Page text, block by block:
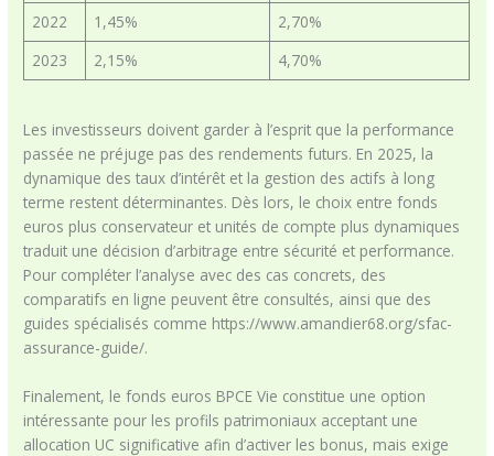
2022
1,45%
2,70%
2023
2,15% 4,70%
Les investisseurs doivent garder à l’esprit que la performance
passée ne préjuge pas des rendements futurs. En 2025, la
dynamique des taux d’intérêt et la gestion des actifs à long
terme restent déterminantes. Dès lors, le choix entre fonds
euros plus conservateur et unités de compte plus dynamiques
traduit une décision d’arbitrage entre sécurité et performance.
Pour compléter l’analyse avec des cas concrets, des
comparatifs en ligne peuvent être consultés, ainsi que des
guides spécialisés comme https://www.amandier68.org/sfac-
assurance-guide/.
Finalement, le fonds euros BPCE Vie constitue une option
intéressante pour les profils patrimoniaux acceptant une
allocation UC significative afin d’activer les bonus, mais exige